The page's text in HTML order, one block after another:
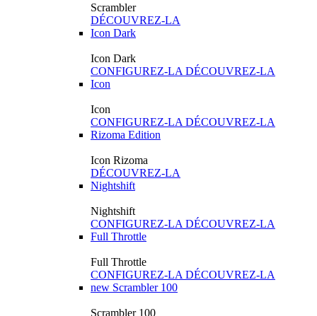
Scrambler
DÉCOUVREZ-LA
Icon Dark
Icon Dark
CONFIGUREZ-LA DÉCOUVREZ-LA
Icon
Icon
CONFIGUREZ-LA DÉCOUVREZ-LA
Rizoma Edition
Icon Rizoma
DÉCOUVREZ-LA
Nightshift
Nightshift
CONFIGUREZ-LA DÉCOUVREZ-LA
Full Throttle
Full Throttle
CONFIGUREZ-LA DÉCOUVREZ-LA
new Scrambler 100
Scrambler 100